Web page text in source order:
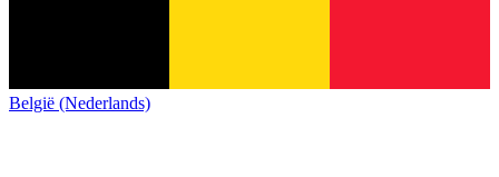
België (Nederlands)